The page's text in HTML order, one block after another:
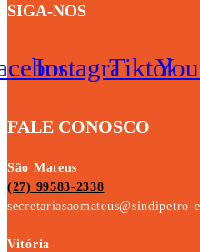
SIGA-NOS
InstagramTiktok
FALE CONOSCO
São Mateus
(27) 99583-2338
secretariasaomateus@sindipetro-
Vitória